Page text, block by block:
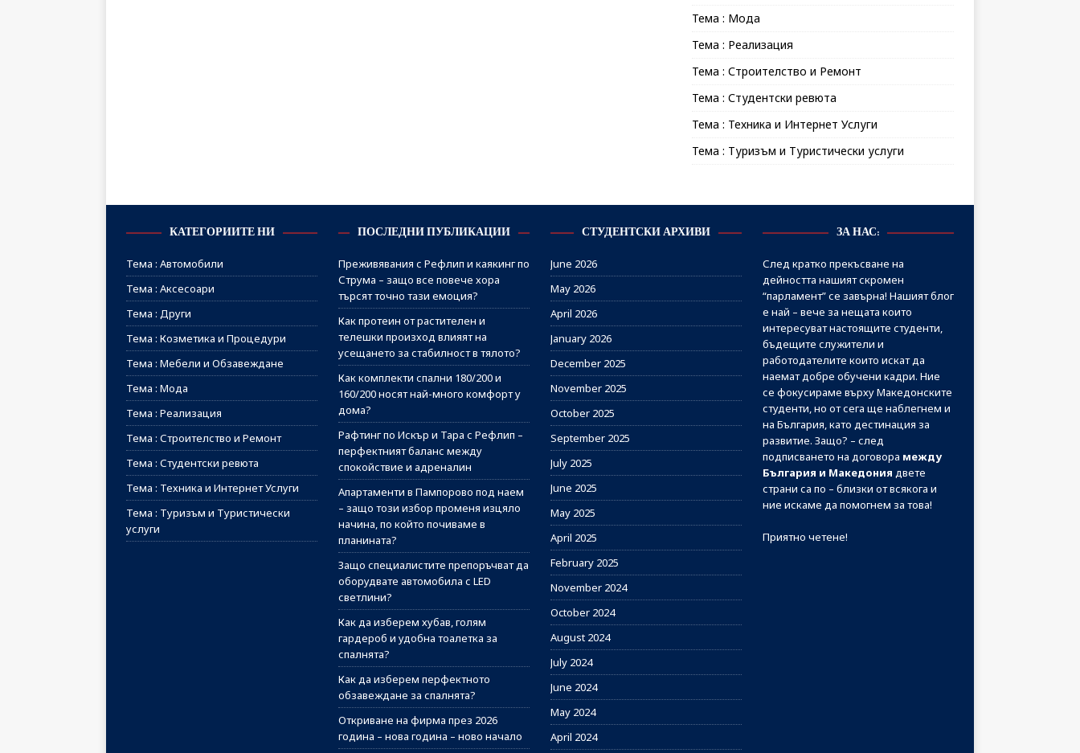
Тема : Мода
Тема : Реализация
Тема : Строителство и Ремонт
Тема : Студентски ревюта
Тема : Техника и Интернет Услуги
Тема : Туризъм и Туристически услуги
КАТЕГОРИИТЕ НИ
Тема : Автомобили
Тема : Аксесоари
Тема : Други
Тема : Козметика и Процедури
Тема : Мебели и Обзавеждане
Тема : Мода
Тема : Реализация
Тема : Строителство и Ремонт
Тема : Студентски ревюта
Тема : Техника и Интернет Услуги
Тема : Туризъм и Туристически
услуги
ПОСЛЕДНИ ПУБЛИКАЦИИ
Преживявания с Рефлип и каякинг по
Струма – защо все повече хора
търсят точно тази емоция?
Как протеин от растителен и
телешки произход влияят на
усещането за стабилност в тялото?
Как комплекти спални 180/200 и
160/200 носят най-много комфорт у
дома?
Рафтинг по Искър и Тара с Рефлип –
перфектният баланс между
спокойствие и адреналин
Апартаменти в Пампорово под наем
– защо този избор променя изцяло
начина, по който почиваме в
планината?
Защо специалистите препоръчват да
оборудвате автомобила с LED
светлини?
Как да изберем хубав, голям
гардероб и удобна тоалетка за
спалнята?
Как да изберем перфектното
обзавеждане за спалнята?
Откриване на фирма през 2026
година – нова година – ново начало
СТУДЕНТСКИ АРХИВИ
June 2026
May 2026
April 2026
January 2026
December 2025
November 2025
October 2025
September 2025
July 2025
June 2025
May 2025
April 2025
February 2025
November 2024
October 2024
August 2024
July 2024
June 2024
May 2024
April 2024
ЗА НАС:
След кратко прекъсване на
дейността нашият скромен
“парламент” се завърна! Нашият блог
е най – вече за нещата които
интересуват настоящите студенти,
бъдещите служители и
работодателите които искат да
наемат добре обучени кадри. Ние
се фокусираме върху Македонските
студенти, но от сега ще наблегнем и
на България, като дестинация за
развитие. Защо? – след
подписването на договора между
България и Македония двете
страни са по – близки от всякога и
ние искаме да помогнем за това!
Приятно четене!